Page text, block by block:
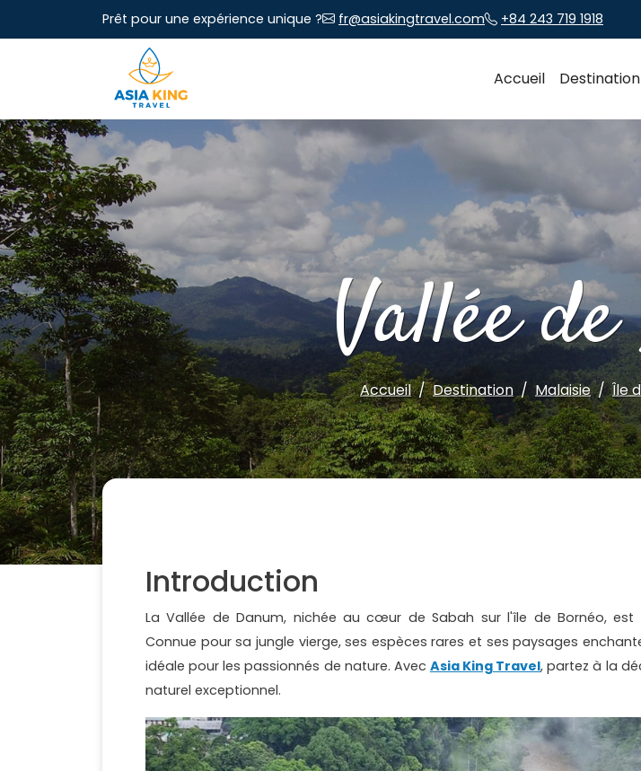
Prêt pour une expérience unique ? fr@asiakingtravel.com +84 243 719 1918
Accueil Destination
Vallée
Accueil Destination Malaisie Île
Introduction
La Vallée de Danum, nichée au cœur de Sabah sur l'île de Bornéo, est
Connue pour sa jungle vierge, ses espèces rares et ses paysages
idéale pour les passionnés de nature. Avec Asia King Travel, partez à la
naturel exceptionnel.